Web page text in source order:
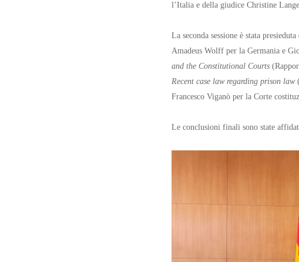
l’Italia e della giudice Christine
La seconda sessione è stata
Amadeus Wolff per la Germania e
and the Constitutional Courts
Recent case law regarding prison law
Francesco Viganò per la Corte
Le conclusioni finali sono state